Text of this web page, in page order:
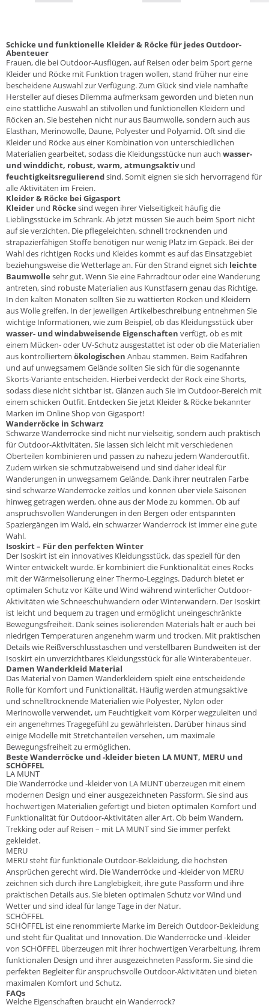
Schicke und funktionelle Kleider & Röcke für jedes Outdoor-
Abenteuer
Frauen, die bei Outdoor-Ausflügen, auf Reisen oder beim Sport gerne
Kleider und Röcke mit Funktion tragen wollen, stand früher nur eine
bescheidene Auswahl zur Verfügung. Zum Glück sind viele namhafte
Hersteller auf dieses Dilemma aufmerksam geworden und bieten nun
eine stattliche Auswahl an stilvollen und funktionellen Kleidern und
Röcken an. Sie bestehen nicht nur aus Baumwolle, sondern auch aus
Elasthan, Merinowolle, Daune, Polyester und Polyamid. Oft sind die
Kleider und Röcke aus einer Kombination von unterschiedlichen
Materialien gearbeitet, sodass die Kleidungsstücke nun auch wasser-
und winddicht, robust, warm, atmungsaktivund
feuchtigkeitsregulierendsind. Somit eignen sie sich hervorragend für
alle Aktivitäten im Freien.
Kleider & Röcke bei Gigasport
Kleider und Röcke sind wegen ihrer Vielseitigkeit häufig die
Lieblingsstücke im Schrank. Ab jetzt müssen Sie auch beim Sport nicht
auf sie verzichten. Die pflegeleichten, schnell trocknenden und
strapazierfähigen Stoffe benötigen nur wenig Platz im Gepäck. Bei der
Wahl des richtigen Rocks und Kleides kommt es auf das Einsatzgebiet
beziehungsweise die Wetterlage an. Für den Strand eignet sich leichte
Baumwolle sehr gut. Wenn Sie eine Fahrradtour oder eine Wanderung
antreten, sind robuste Materialien aus Kunstfasern genau das Richtige.
In den kalten Monaten sollten Sie zu wattierten Röcken und Kleidern
aus Wolle greifen. In der jeweiligen Artikelbeschreibung entnehmen Sie
wichtige Informationen, wie zum Beispiel, ob das Kleidungsstück über
wasser- und windabweisende Eigenschaften verfügt, ob es mit
einem Mücken- oder UV-Schutz ausgestattet ist oder ob die Materialien
aus kontrolliertem ökologischen Anbau stammen. Beim Radfahren
und auf unwegsamem Gelände sollten Sie sich für die sogenannte
Skorts-Variante entscheiden. Hierbei verdeckt der Rock eine Shorts,
sodass diese nicht sichtbar ist. Glänzen auch Sie im Outdoor-Bereich mit
einem schicken Outfit. Entdecken Sie jetzt Kleider & Röcke bekannter
Marken im Online Shop von Gigasport!
Wanderröcke in Schwarz
Schwarze Wanderröcke sind nicht nur vielseitig, sondern auch praktisch
für Outdoor-Aktivitäten. Sie lassen sich leicht mit verschiedenen
Oberteilen kombinieren und passen zu nahezu jedem Wanderoutfit.
Zudem wirken sie schmutzabweisend und sind daher ideal für
Wanderungen in unwegsamem Gelände. Dank ihrer neutralen Farbe
sind schwarze Wanderröcke zeitlos und können über viele Saisonen
hinweg getragen werden, ohne aus der Mode zu kommen. Ob auf
anspruchsvollen Wanderungen in den Bergen oder entspannten
Spaziergängen im Wald, ein schwarzer Wanderrock ist immer eine gute
Wahl.
Isoskirt – Für den perfekten Winter
Der Isoskirt ist ein innovatives Kleidungsstück, das speziell für den
Winter entwickelt wurde. Er kombiniert die Funktionalität eines Rocks
mit der Wärmeisolierung einer Thermo-Leggings. Dadurch bietet er
optimalen Schutz vor Kälte und Wind während winterlicher Outdoor-
Aktivitäten wie Schneeschuhwandern oder Winterwandern. Der Isoskirt
ist leicht und bequem zu tragen und ermöglicht uneingeschränkte
Bewegungsfreiheit. Dank seines isolierenden Materials hält er auch bei
niedrigen Temperaturen angenehm warm und trocken. Mit praktischen
Details wie Reißverschlusstaschen und verstellbaren Bundweiten ist der
Isoskirt ein unverzichtbares Kleidungsstück für alle Winterabenteuer.
Damen Wanderkleid Material
Das Material von Damen Wanderkleidern spielt eine entscheidende
Rolle für Komfort und Funktionalität. Häufig werden atmungsaktive
und schnelltrocknende Materialien wie Polyester, Nylon oder
Merinowolle verwendet, um Feuchtigkeit vom Körper wegzuleiten und
ein angenehmes Tragegefühl zu gewährleisten. Darüber hinaus sind
einige Modelle mit Stretchanteilen versehen, um maximale
Bewegungsfreiheit zu ermöglichen.
Beste Wanderröcke und -kleider bieten LA MUNT, MERU und
SCHÖFFEL
LA MUNT
Die Wanderröcke und -kleider von LA MUNT überzeugen mit einem
modernen Design und einer ausgezeichneten Passform. Sie sind aus
hochwertigen Materialien gefertigt und bieten optimalen Komfort und
Funktionalität für Outdoor-Aktivitäten aller Art. Ob beim Wandern,
Trekking oder auf Reisen – mit LA MUNT sind Sie immer perfekt
gekleidet.
MERU
MERUsteht für funktionale Outdoor-Bekleidung, die höchsten
Ansprüchen gerecht wird. Die Wanderröcke und -kleider von MERU
zeichnen sich durch ihre Langlebigkeit, ihre gute Passform und ihre
praktischen Details aus. Sie bieten optimalen Schutz vor Wind und
Wetter und sind ideal für lange Tage in der Natur.
SCHÖFFEL
SCHÖFFEL ist eine renommierte Marke im Bereich Outdoor-Bekleidung
und steht für Qualität und Innovation. Die Wanderröcke und -kleider
von SCHÖFFEL überzeugen mit ihrer hochwertigen Verarbeitung, ihrem
funktionalen Design und ihrer ausgezeichneten Passform. Sie sind die
perfekten Begleiter für anspruchsvolle Outdoor-Aktivitäten und bieten
maximalen Komfort und Schutz.
FAQs
Welche Eigenschaften braucht ein Wanderrock?